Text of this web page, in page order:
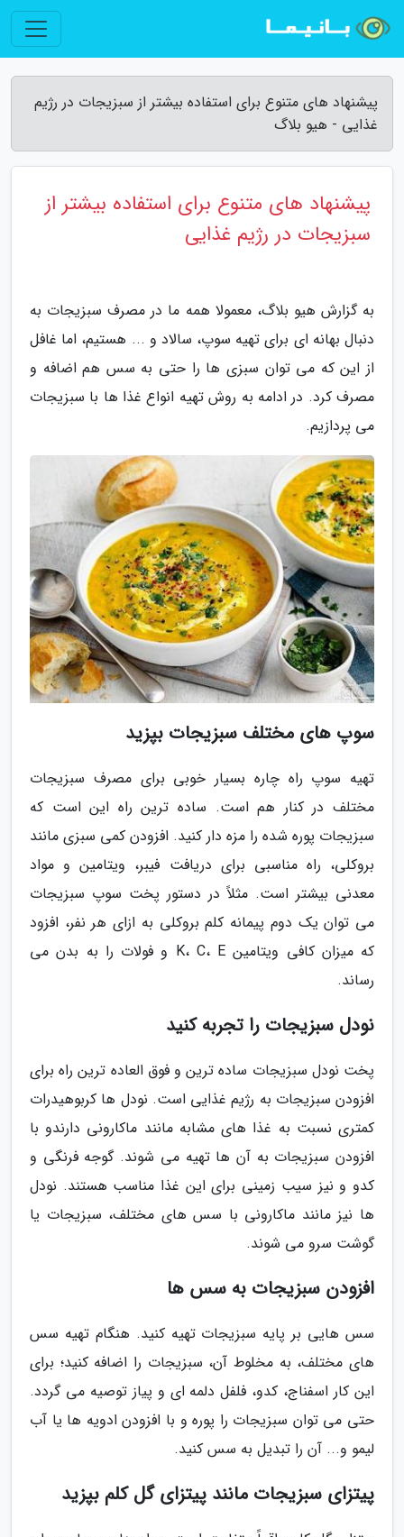
پیشنهاد های متنوع برای استفاده بیشتر از سبزیجات در رژیم
غذایی - هیو بلاگ
پیشنهاد های متنوع برای استفاده بیشتر از
سبزیجات در رژیم غذایی
به گزارش هیو بلاگ، معمولا همه ما در مصرف سبزیجات به
دنبال بهانه ای برای تهیه سوپ، سالاد و ... هستیم، اما غافل
از این که می توان سبزی ها را حتی به سس هم اضافه و
مصرف کرد. در ادامه به روش تهیه انواع غذا ها با سبزیجات
می پردازیم.
سوپ های مختلف سبزیجات بپزید
تهیه سوپ راه چاره بسیار خوبی برای مصرف سبزیجات
مختلف در کنار هم است. ساده ترین راه این است که
سبزیجات پوره شده را مزه دار کنید. افزودن کمی سبزی مانند
بروکلی، راه مناسبی برای دریافت فیبر، ویتامین و مواد
معدنی بیشتر است. مثلاً در دستور پخت سوپ سبزیجات
می توان یک دوم پیمانه کلم بروکلی به ازای هر نفر، افزود
که میزان کافی ویتامین K، C، E و فولات را به بدن می
رساند.
نودل سبزیجات را تجربه کنید
پخت نودل سبزیجات ساده ترین و فوق العاده ترین راه برای
افزودن سبزیجات به رژیم غذایی است. نودل ها کربوهیدرات
کمتری نسبت به غذا های مشابه مانند ماکارونی دارندو با
افزودن سبزیجات به آن ها تهیه می شوند. گوجه فرنگی و
کدو و نیز سیب زمینی برای این غذا مناسب هستند. نودل
ها نیز مانند ماکارونی با سس های مختلف، سبزیجات یا
گوشت سرو می شوند.
افزودن سبزیجات به سس ها
سس هایی بر پایه سبزیجات تهیه کنید. هنگام تهیه سس
های مختلف، به مخلوط آن، سبزیجات را اضافه کنید؛ برای
این کار اسفناج، کدو، فلفل دلمه ای و پیاز توصیه می گردد.
حتی می توان سبزیجات را پوره و با افزودن ادویه ها یا آب
لیمو و... آن را تبدیل به سس کنید.
پیتزای سبزیجات مانند پیتزای گل کلم بپزید